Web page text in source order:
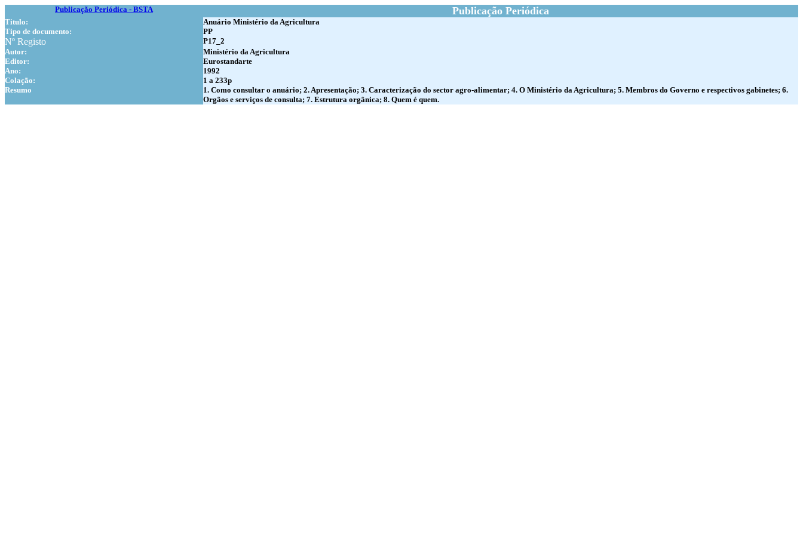
Publicação Periódica - BSTA Publicação Periódica
Titulo:
Anuário Ministério da Agricultura
Tipo de documento:
PP
Nº Registo
P17_2
Autor:
Ministério da Agricultura
Editor:
Eurostandarte
Ano:
1992
Colação:
1 a 233p
Resumo
1. Como consultar o anuário; 2. Apresentação; 3. Caracterização do sector agro-alimentar; 4. O Ministério da Agricultura; 5. Membros do Governo e respectivos gabinetes; 6.
Orgãos e serviços de consulta; 7. Estrutura orgânica; 8. Quem é quem.